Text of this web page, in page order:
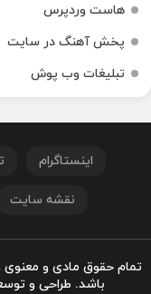
هاست وردپرس
پخش آهنگ در سایت
تبلیغات وب پوش
اینستاگرام
نقشه سایت
تمام حقوق مادی و
باشد. طراحی و